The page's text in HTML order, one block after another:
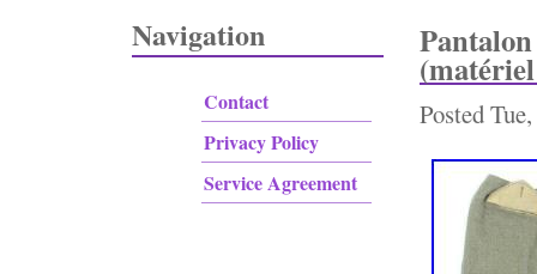
Navigation
Contact
Privacy Policy
Service Agreement
Posted